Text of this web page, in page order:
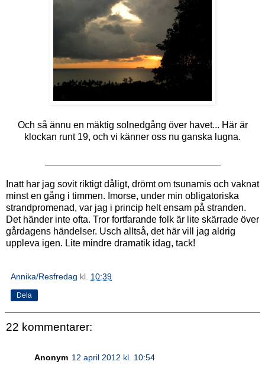
Och så ännu en mäktig solnedgång över havet... Här är
klockan runt 19, och vi känner oss nu ganska lugna.
Inatt har jag sovit riktigt dåligt, drömt om tsunamis och vaknat
minst en gång i timmen. Imorse, under min obligatoriska
strandpromenad, var jag i princip helt ensam på stranden.
Det händer inte ofta. Tror fortfarande folk är lite skärrade över
gårdagens händelser. Usch alltså, det här vill jag aldrig
uppleva igen. Lite mindre dramatik idag, tack!
Annika/Resfredag kl. 10:39
Dela
22 kommentarer:
Anonym 12 april 2012 kl. 10:54